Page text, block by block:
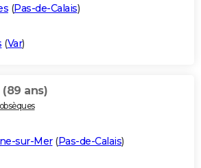
(Pas-de-Calais)
(Var)
(89 ans)
sur-Mer(Pas-de-Calais)